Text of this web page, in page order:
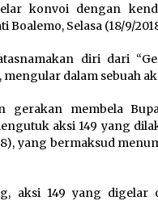
konvoi dengan
Boalemo, Selasa (18/9/
diri dari
mengular dalam sebuah
gerakan membela
aksi 149 yang
yang bermaksud
aksi 149 yang digelar